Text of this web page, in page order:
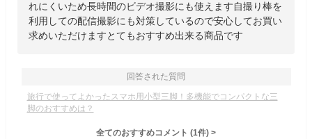
れにくいため長時間のビデオ撮影にも使えます自撮り棒を
利用しての配信撮影にも対策しているので安心してお買い
求めいただけますとてもおすすめ出来る商品です
回答された質問
旅行で使ってよかったスマホ用小型三脚！多機能でコンパクトな三
脚のおすすめは？
全てのおすすめコメント (1件) >